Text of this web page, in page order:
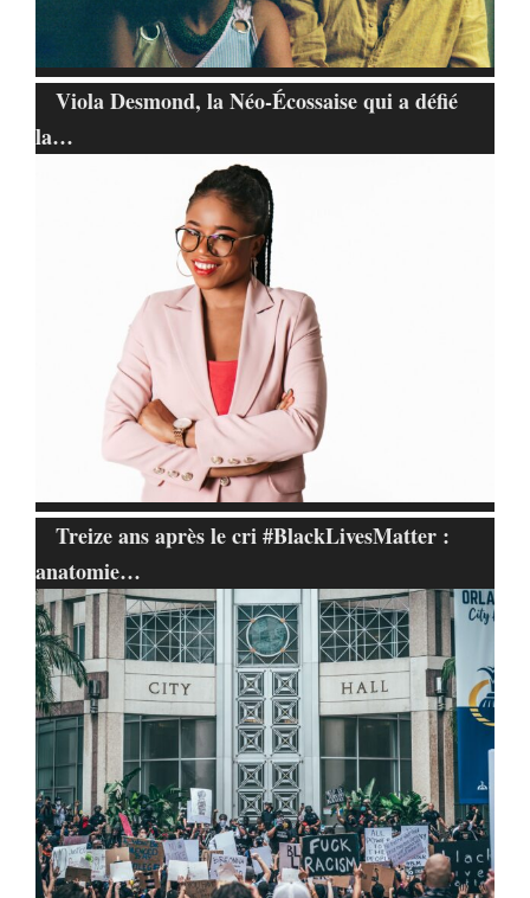
Viola Desmond, la Néo-Écossaise qui a défié
la…
Treize ans après le cri #BlackLivesMatter :
anatomie…